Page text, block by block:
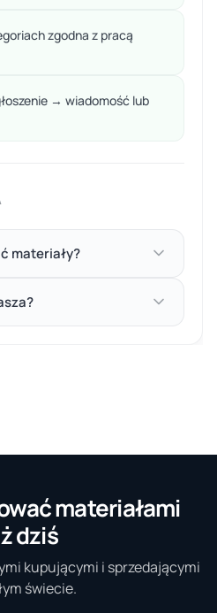
zgodna z pracą
→ wiadomość lub
materiały?
materiałami
dziś
kupującymi i sprzedającymi
świecie.